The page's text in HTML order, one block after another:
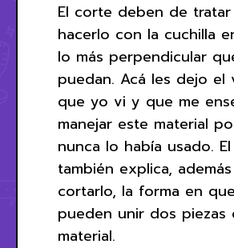
El corte deben de
hacerlo con la cuchilla
lo más perpendicular
puedan. Acá les dejo el
que yo vi y que me
manejar este material
nunca lo había usado.
también explica,
cortarlo, la forma en
pueden unir dos piezas
material.